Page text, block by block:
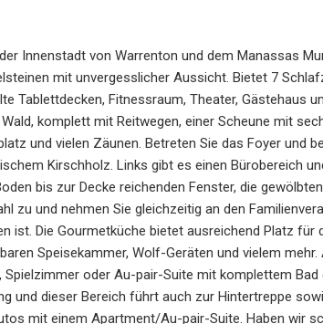
Innenstadt von Warrenton und dem Manassas
mit unvergesslicher Aussicht. Bietet 7
Tablettdecken, Fitnessraum, Theater, Gästehaus
komplett mit Reitwegen, einer Scheune mit
und vielen Zäunen. Betreten Sie das Foyer und
Kirschholz. Links gibt es einen Bürobereich
bis zur Decke reichenden Fenster, die
zu und nehmen Sie gleichzeitig an den
ist. Die Gourmetküche bietet ausreichend Platz für
Speisekammer, Wolf-Geräten und vielem
oder Au-pair-Suite mit komplettem
und dieser Bereich führt auch zur Hintertreppe
mit einem Apartment/Au-pair-Suite. Haben wir